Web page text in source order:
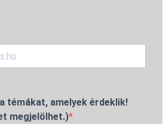
témákat, amelyek érdeklik!
megjelölhet.)